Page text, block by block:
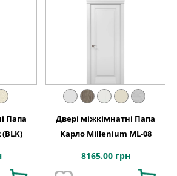
Папа
(BLK)
Двері міжкімнатні Папа
Карло Millenium ML-08
8165.00 грн